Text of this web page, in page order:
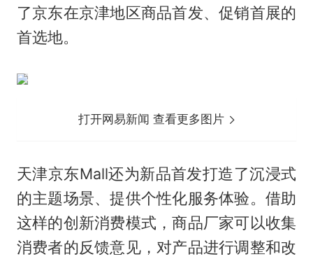
了京东在京津地区商品首发、促销首展的
首选地。
打开网易新闻 查看更多图片
天津京东Mall还为新品首发打造了沉浸式
的主题场景、提供个性化服务体验。借助
这样的创新消费模式，商品厂家可以收集
消费者的反馈意见，对产品进行调整和改